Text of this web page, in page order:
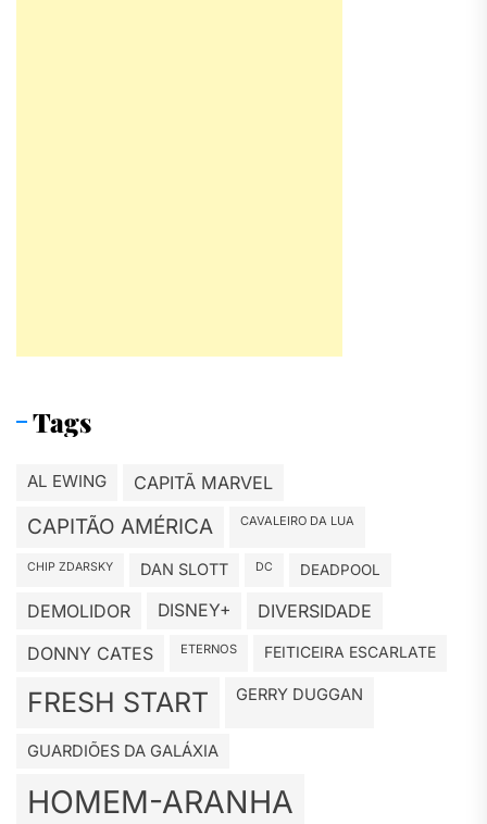
Tags
AL EWING CAPITÃ MARVEL
CAPITÃO AMÉRICA CAVALEIRO DA LUA
CHIP ZDARSKY DAN SLOTT DC DEADPOOL
DEMOLIDOR DISNEY+
DIVERSIDADE
DONNY CATES
ETERNOS FEITICEIRA ESCARLATE
FRESH START GERRY DUGGAN
GUARDIÕES DA GALÁXIA
HOMEM-ARANHA